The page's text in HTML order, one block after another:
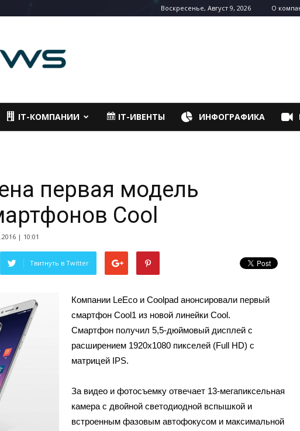
Воскресенье, Август 9, 2026 О
IT-КОМПАНИИ IT-ИВЕНТЫ ИНФОГРАФИКА
первая модель
Cool
| 10:01
Твитнуть в Twitter
Компании LeEco и Coolpad анонсировали первый
смартфон Cool1 из новой линейки Cool.
Смартфон получил 5,5-дюймовый дисплей с
расширением 1920х1080 пикселей (Full HD) с
матрицей IPS.
За видео и фотосъемку отвечает 13-мегапиксельная
камера с двойной светодиодной вспышкой и
встроенным фазовым автофокусом и максимальной